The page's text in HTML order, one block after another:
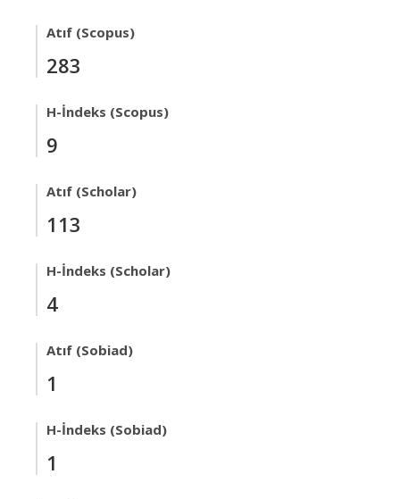
Atıf (Scopus)
283
H-İndeks (Scopus)
9
Atıf (Scholar)
113
H-İndeks (Scholar)
4
Atıf (Sobiad)
1
H-İndeks (Sobiad)
1